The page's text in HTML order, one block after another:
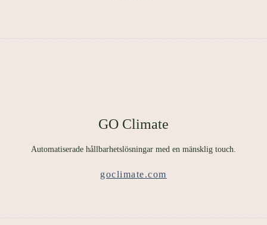
GO Climate
Automatiserade hållbarhetslösningar med en mänsklig touch.
goclimate.com